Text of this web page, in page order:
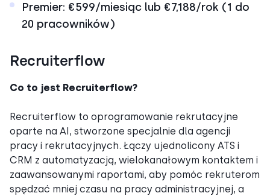
Premier: €599/miesiąc lub €7,188/rok (1 do
20 pracowników)
Recruiterflow
Co to jest Recruiterflow?
Recruiterflow to oprogramowanie rekrutacyjne
oparte na AI, stworzone specjalnie dla agencji
pracy i rekrutacyjnych. Łączy ujednolicony ATS i
CRM z automatyzacją, wielokanałowym kontaktem i
zaawansowanymi raportami, aby pomóc rekruterom
spędzać mniej czasu na pracy administracyjnej, a